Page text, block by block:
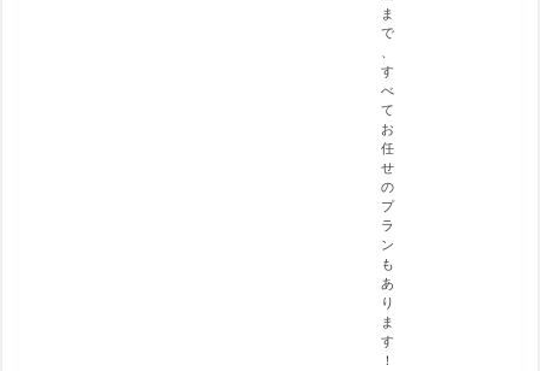
ま
で
、
す
べ
て
お
任
せ
の
プ
ラ
ン
も
あ
り
ま
す
！